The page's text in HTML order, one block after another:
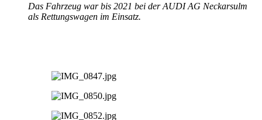
Das Fahrzeug war bis 2021 bei der AUDI AG Neckarsulm
als Rettungswagen im Einsatz.